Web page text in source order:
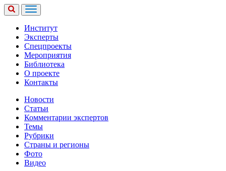
Институт
Эксперты
Спецпроекты
Мероприятия
Библиотека
О проекте
Контакты
Новости
Статьи
Комментарии экспертов
Темы
Рубрики
Страны и регионы
Фото
Видео